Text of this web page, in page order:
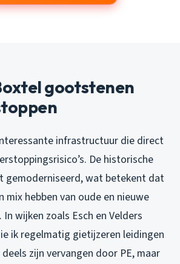
gootstenen
infrastructuur die direct
De historische
gemoderniseerd, wat betekent dat
mix hebben van oude en nieuwe
wijken zoals Esch en Velders
ik regelmatig gietijzeren leidingen
zijn vervangen door PE, maar